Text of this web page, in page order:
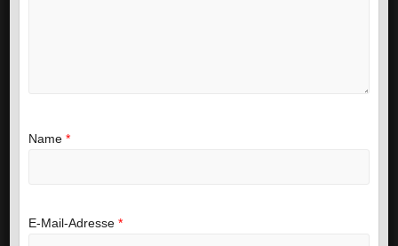
Name *
E-Mail-Adresse *